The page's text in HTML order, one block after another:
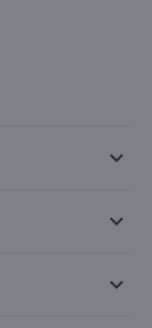
keyboard_arrow_down
keyboard_arrow_down
keyboard_arrow_down